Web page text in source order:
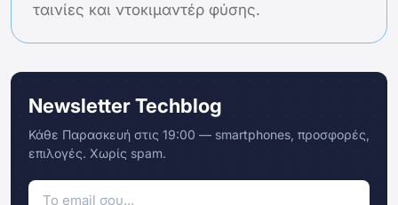
ταινίες και ντοκιμαντέρ φύσης.
Newsletter Techblog
Κάθε Παρασκευή στις 19:00 — smartphones, προσφορές,
επιλογές. Χωρίς spam.